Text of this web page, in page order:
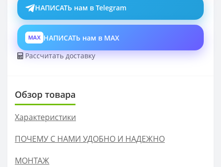
НАПИСАТЬ нам в Telegram
MAX НАПИСАТЬ нам в MAX
Рассчитать доставку
Обзор товара
Характеристики
ПОЧЕМУ С НАМИ УДОБНО И НАДЕЖНО
МОНТАЖ